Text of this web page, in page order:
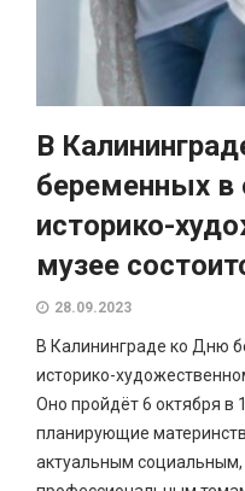
В
беременных в
историко-
музее
28.09.2023
В Калининграде ко Дню
историко-
Оно пройдёт 6 октября в
планирующие
актуальным